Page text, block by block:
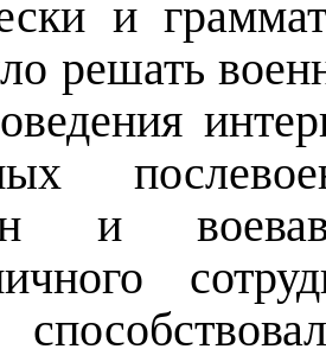
и
решать
и